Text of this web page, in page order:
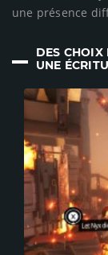
une présence
DES CHOIX
UNE